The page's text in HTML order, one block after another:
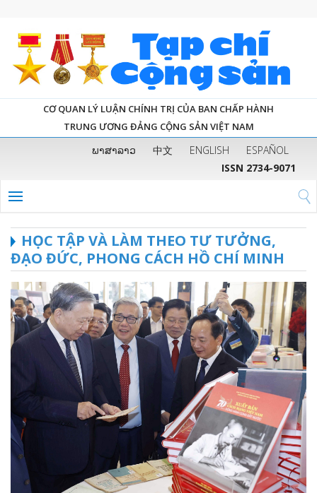
CƠ QUAN LÝ LUẬN CHÍNH TRỊ CỦA BAN CHẤP HÀNH
TRUNG ƯƠNG ĐẢNG CỘNG SẢN VIỆT NAM
ພາສາລາວ 中文 ENGLISH
ESPAÑOL
ISSN 2734-9071
HỌC TẬP VÀ LÀM THEO TƯ TƯỞNG,
ĐẠO ĐỨC, PHONG CÁCH HỒ CHÍ MINH